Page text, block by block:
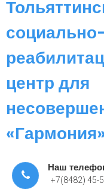
центр для
Наш
+7(8482) 45-